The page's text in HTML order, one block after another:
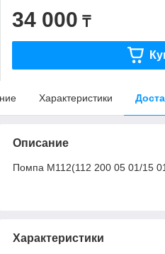
34 000 ₸
Характеристики
Описание
Помпа M112(112 200 05 01/15
Характеристики